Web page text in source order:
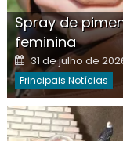
Spray de
feminina
Posted
on
31 de julho de
Principais Notícias